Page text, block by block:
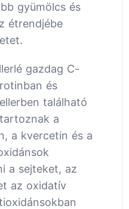
gyümölcs és
étrendjébe
gazdag C-
és
található
a
a kvercetin és a
a sejteket, az
az oxidatív